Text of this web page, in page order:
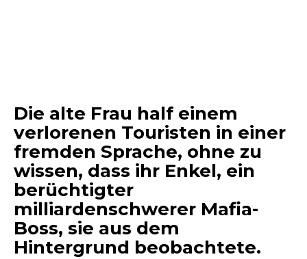
Die alte Frau half einem
verlorenen Touristen in einer
fremden Sprache, ohne zu
wissen, dass ihr Enkel, ein
berüchtigter
milliardenschwerer Mafia-
Boss, sie aus dem
Hintergrund beobachtete.